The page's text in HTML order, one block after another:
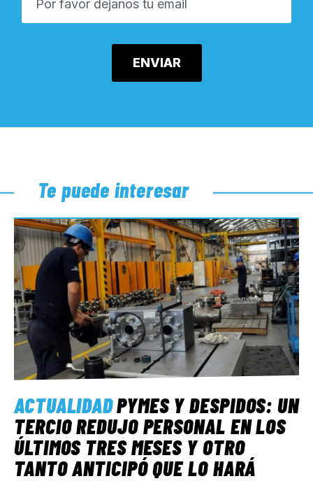
Te puede interesar
ACTUALIDADPYMES Y DESPIDOS: UN
TERCIO REDUJO PERSONAL EN LOS
ÚLTIMOS TRES MESES Y OTRO
TANTO ANTICIPÓ QUE LO HARÁ